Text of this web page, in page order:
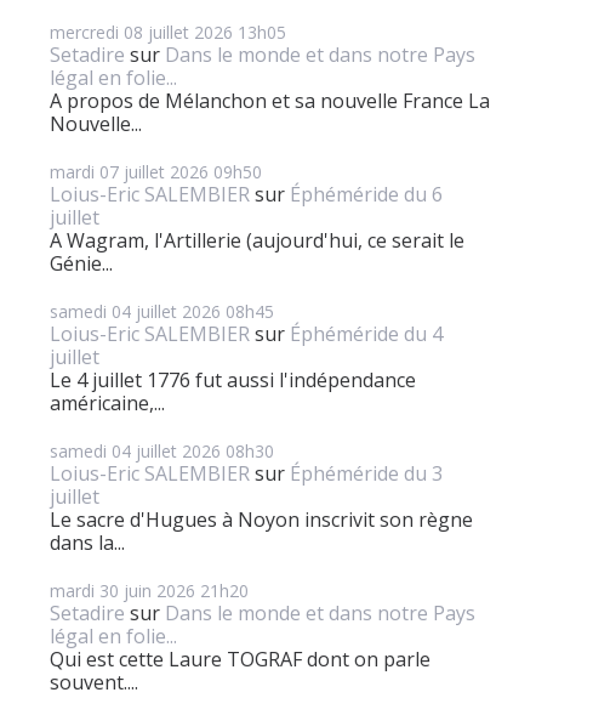
mercredi 08 juillet 2026 13h05
Setadire sur Dans le monde et dans notre Pays
légal en folie...
A propos de Mélanchon et sa nouvelle France La
Nouvelle...
mardi 07 juillet 2026 09h50
Loius-Eric SALEMBIERsur Éphéméride du 6
juillet
A Wagram, l'Artillerie (aujourd'hui, ce serait le
Génie...
samedi 04 juillet 2026 08h45
Loius-Eric SALEMBIERsur Éphéméride du 4
juillet
Le 4 juillet 1776 fut aussi l'indépendance
américaine,...
samedi 04 juillet 2026 08h30
Loius-Eric SALEMBIERsur Éphéméride du 3
juillet
Le sacre d'Hugues à Noyon inscrivit son règne
dans la...
mardi 30 juin 2026 21h20
Setadire sur Dans le monde et dans notre Pays
légal en folie...
Qui est cette Laure TOGRAF dont on parle
souvent....